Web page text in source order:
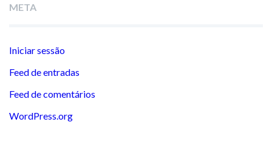
META
Iniciar sessão
Feed de entradas
Feed de comentários
WordPress.org